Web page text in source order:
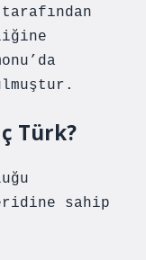
tarafından
Türk?
sahip